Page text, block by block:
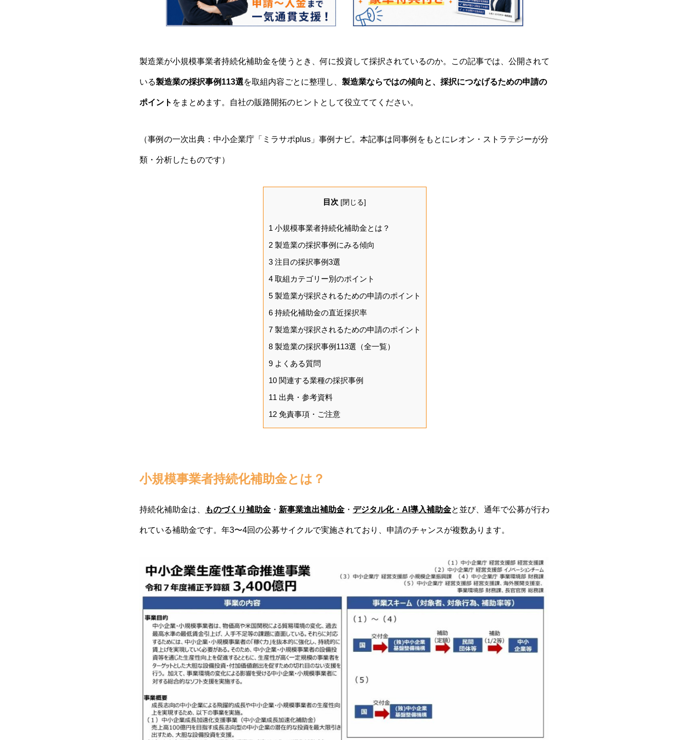
製造業が小規模事業者持続化補助金を使うとき、何に投資して採択されているのか。この記事では、公開されて
いる製造業の採択事例113選を取組内容ごとに整理し、 製造業ならではの傾向と、採択につなげるための申請の
ポイント をまとめます。自社の販路開拓のヒントとして役立ててください。
（事例の一次出典：中小企業庁「ミラサポplus」事例ナビ。本記事は同事例をもとにレオン・ストラテジーが分
類・分析したものです）
目次 [閉じる]
1 小規模事業者持続化補助金とは？
2製造業の採択事例にみる傾向
3注目の採択事例3選
4取組カテゴリー別のポイント
5製造業が採択されるための申請のポイント
6持続化補助金の直近採択率
7製造業が採択されるための申請のポイント
8製造業の採択事例113選（全一覧）
9よくある質問
10関連する業種の採択事例
11 出典・参考資料
12免責事項・ご注意
小規模事業者持続化補助金とは？
持続化補助金は、 ものづくり補助金 ・ 新事業進出補助金 ・ デジタル化・AI導入補助金と並び、通年で公募が行わ
れている補助金です。年3〜4回の公募サイクルで実施されており、申請のチャンスが複数あります。